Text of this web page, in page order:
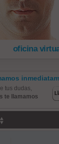
oficina
tus dudas,
te llamamos